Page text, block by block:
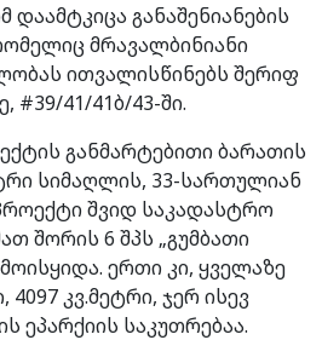
განაშენიანების
მრავალბინიანი
ითვალისწინებს შერიფ
#39/41/41ბ/43-ში.
განმარტებითი ბარათის
სიმაღლის, 33-სართულიან
შვიდ საკადასტრო
შორის 6 შპს „გუმბათი
ერთი კი, ყველაზე
კვ.მეტრი, ჯერ ისევ
ეპარქიის საკუთრებაა.